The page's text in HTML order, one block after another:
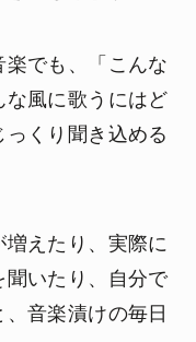
でも、「こんな
風に歌うにはど
くり聞き込める
えたり、実際に
聞いたり、自分で
音楽漬けの毎日